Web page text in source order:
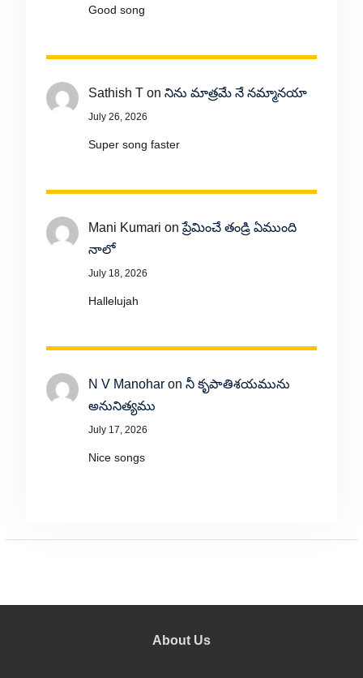
Good song
Sathish Ton నిను మాత్రమే నే నమ్మానయా
July 26, 2026
Super song faster
Mani Kumari onప్రేమించే తండ్రి ఏముంది
నాలో
July 18, 2026
Hallelujah
N V Manoharon నీ కృపాతిశయమును
అనునిత్యము
July 17, 2026
Nice songs
About Us